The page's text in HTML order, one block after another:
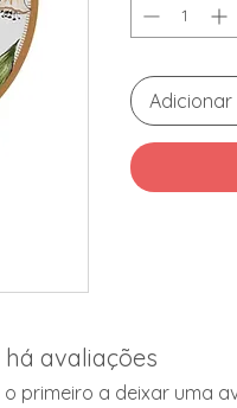
avaliações
primeiro a deixar uma